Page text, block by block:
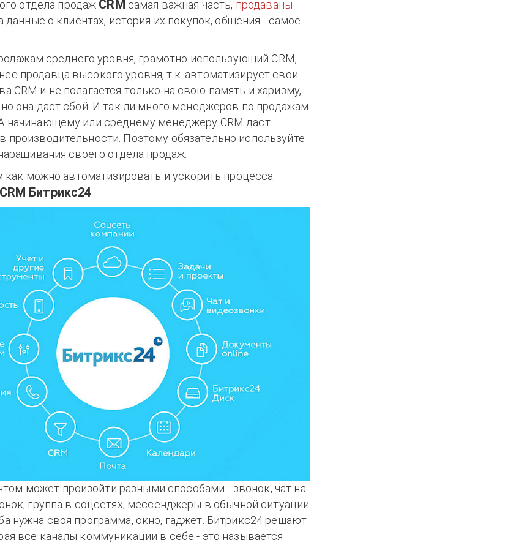
отдела продаж CRM самая важная часть, продаваны
данные о клиентах, история их покупок, общения - самое
среднего уровня, грамотно использующий CRM,
продавца высокого уровня, т.к. автоматизирует свои
CRM и не полагается только на свою память и харизму,
она даст сбой. И так ли много менеджеров по продажам
начинающему или среднему менеджеру CRM даст
производительности. Поэтому обязательно используйте
своего отдела продаж.
можно автоматизировать и ускорить процесса
CRM Битрикс24.
может произойти разными способами - звонок, чат на
группа в соцсетях, мессенджеры в обычной ситуации
нужна своя программа, окно, гаджет. Битрикс24 решают
все каналы коммуникации в себе - это называется